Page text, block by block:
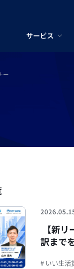
サービス
ー
【新
訳まで
# いい生活